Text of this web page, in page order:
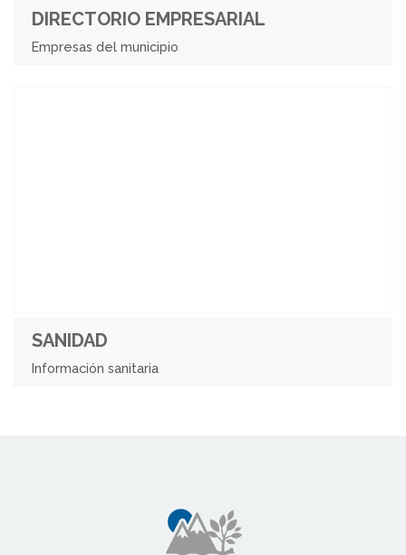
DIRECTORIO EMPRESARIAL
Empresas del municipio
SANIDAD
Información sanitaria